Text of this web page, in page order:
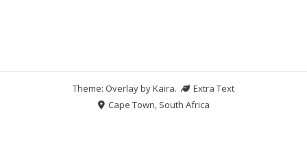
Theme: Overlay byKaira.
Extra Text
Cape Town, South Africa